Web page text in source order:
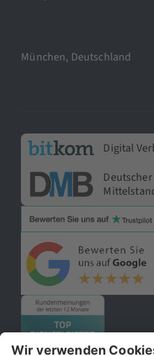
München, Deutschland
Digital
Deutscher